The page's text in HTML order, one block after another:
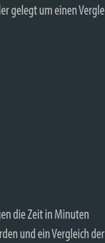
gelegt um einen
die Zeit in Minuten
und ein Vergleich der